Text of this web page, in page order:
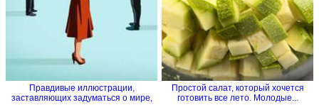
Правдивые иллюстрации,
заставляющих задуматься о мире,
Простой салат, который хочется
готовить все лето. Молодые...